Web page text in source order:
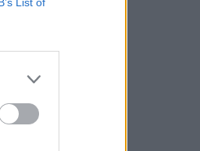
számait a
a